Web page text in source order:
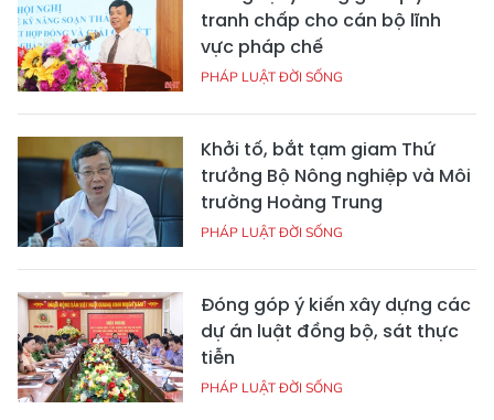
tranh chấp cho cán bộ lĩnh
vực pháp chế
PHÁP LUẬT ĐỜI SỐNG
Khởi tố, bắt tạm giam Thứ
trưởng Bộ Nông nghiệp và Môi
trường Hoàng Trung
PHÁP LUẬT ĐỜI SỐNG
Đóng góp ý kiến xây dựng các
dự án luật đồng bộ, sát thực
tiễn
PHÁP LUẬT ĐỜI SỐNG